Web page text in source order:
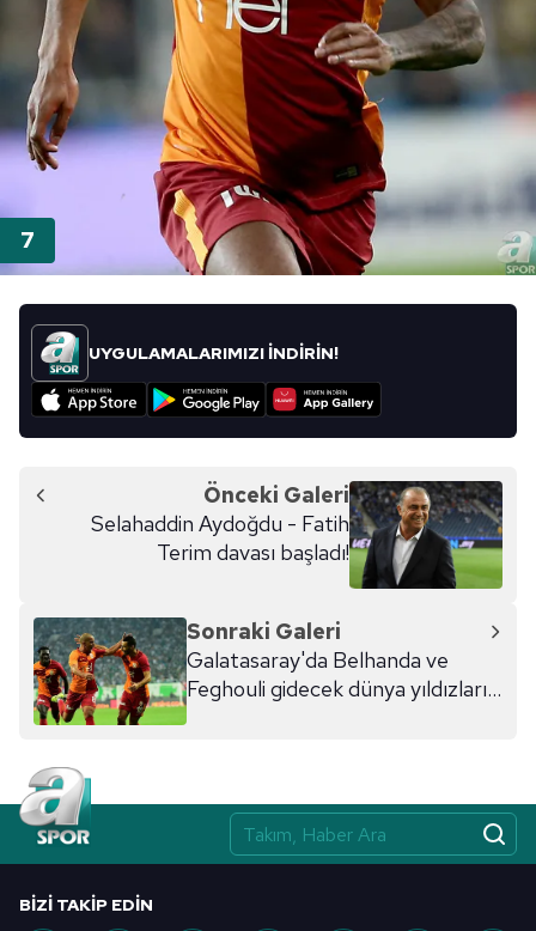
UYGULAMALARIMIZI İNDİRİN!
Önceki Galeri
Selahaddin Aydoğdu - Fatih
Terim davası başladı!
Sonraki Galeri
Galatasaray'da Belhanda ve
Feghouli gidecek dünya yıldızları
BIZI TAKIP EDIN